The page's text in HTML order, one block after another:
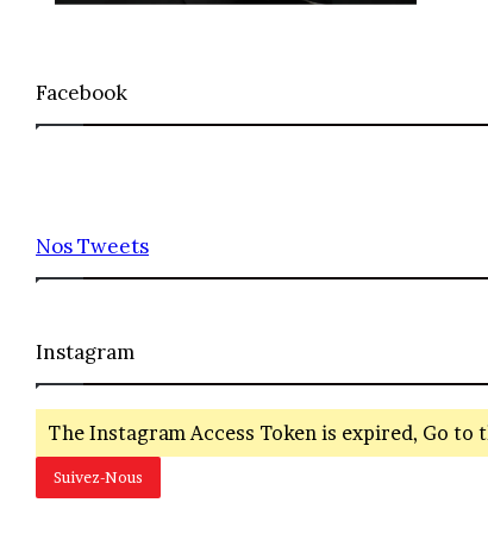
Facebook
Nos Tweets
Instagram
The Instagram Access Token is expired, Go
Suivez-Nous